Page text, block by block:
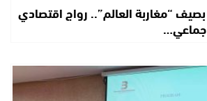
“مغاربة العالم”.. رواج اقتصادي
جماعي…